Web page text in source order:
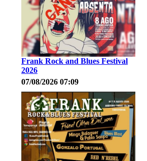
Frank Rock and Blues Festival
2026
07/08/2026 07:09